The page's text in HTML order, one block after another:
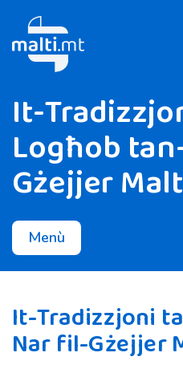
It-
Logħob
Gżejjer
Menù
It-Tradizzjoni
Nar fil-Gżejjer